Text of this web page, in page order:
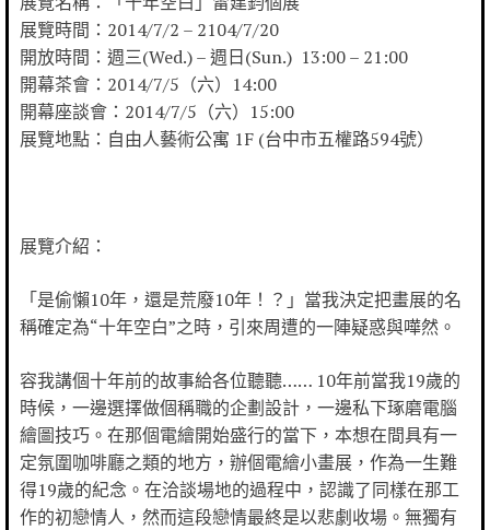
展覽時間：2014/7/2 – 2104/7/20
開放時間：週三(Wed.) – 週日(Sun.) 13:00 – 21:00
開幕茶會：2014/7/5（六）14:00
開幕座談會：2014/7/5（六）15:00
展覽地點：自由人藝術公寓 1F (台中市五權路594號）
展覽介紹：
「是偷懶10年，還是荒廢10年！？」當我決定把畫展的名
稱確定為“十年空白”之時，引來周遭的一陣疑惑與嘩然。
容我講個十年前的故事給各位聽聽…… 10年前當我19歲的
時候，一邊選擇做個稱職的企劃設計，一邊私下琢磨電腦
繪圖技巧。在那個電繪開始盛行的當下，本想在間具有一
定氛圍咖啡廳之類的地方，辦個電繪小畫展，作為一生難
得19歲的紀念。在洽談場地的過程中，認識了同樣在那工
作的初戀情人，然而這段戀情最終是以悲劇收場。無獨有